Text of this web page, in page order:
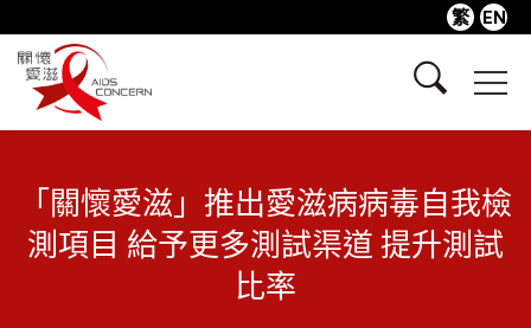
繁 EN
「關懷愛滋」推出愛滋病病毒自我檢
測項目 給予更多測試渠道 提升測試
比率